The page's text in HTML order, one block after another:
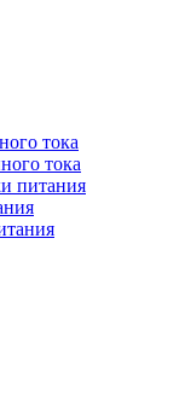
тока
тока
питания